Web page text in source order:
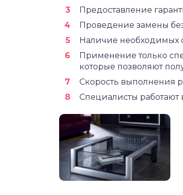
Предоставление
Проведение замены
Наличие необходимых
Применение только
которые позволяют
Скорость выполнения
Специалисты работают